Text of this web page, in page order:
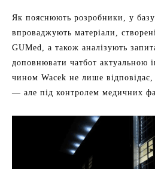
Як пояснюють розробники, у
впроваджують матеріали,
GUMed, а також аналізують
доповнювати чатбот актуальною
чином Wacek не лише відповідає,
— але під контролем медичних